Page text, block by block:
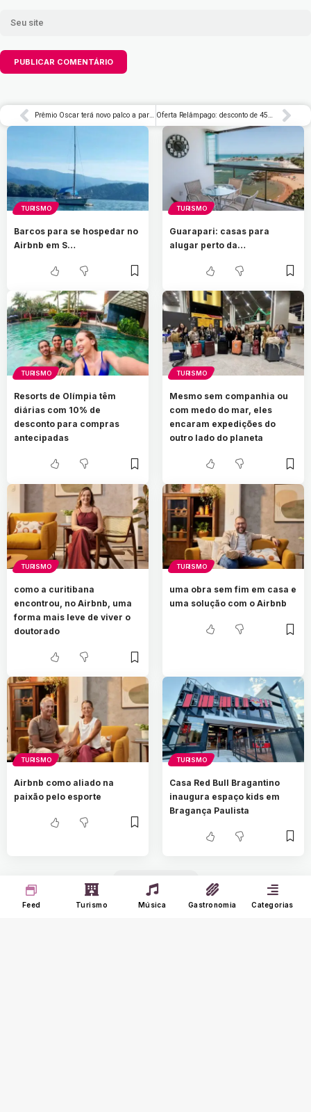
Prêmio Oscar terá novo palco a partir de 2029 Oferta Relâmpago: desconto de 45% no copo de cerveja da Stanley – Rolling Stone Brasil
TURISMO
Barcos para se hospedar no
Airbnb em S…
TURISMO
Guarapari: casas para
alugar perto da…
TURISMO
Resorts de Olímpia têm
diárias com 10% de
desconto para compras
antecipadas
TURISMO
Mesmo sem companhia ou
com medo do mar, eles
encaram expedições do
outro lado do planeta
TURISMO
como a curitibana
encontrou, no Airbnb, uma
forma mais leve de viver o
doutorado
TURISMO
uma obra sem fim em casa e
uma solução com o Airbnb
TURISMO
Airbnb como aliado na
paixão pelo esporte
TURISMO
Casa Red Bull Bragantino
inaugura espaço kids em
Bragança Paulista
Feed Turismo Música Gastronomia Categorias